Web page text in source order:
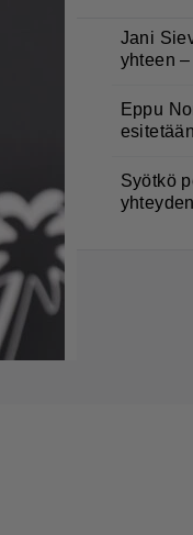
Jani
yhteen
Eppu
Syötkö